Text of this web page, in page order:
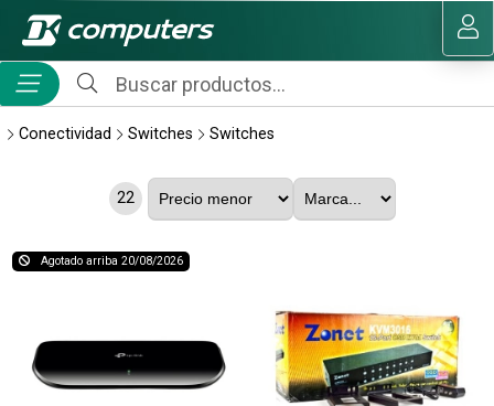
MI COMPRA
Conectividad Switches Switches
22
Agotado arriba 20/08/2026